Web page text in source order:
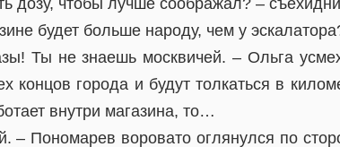
дозу, чтобы лучше соображал? –
будет больше народу, чем у
Ты не знаешь москвичей. – Ольга
концов города и будут толкаться в
внутри магазина, то…
– Пономарев воровато оглянулся по